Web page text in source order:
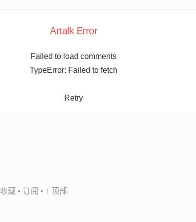
Artalk Error
Failed to load comments
TypeError: Failed to fetch
Retry
收藏 • 订阅 • ↑ 顶部